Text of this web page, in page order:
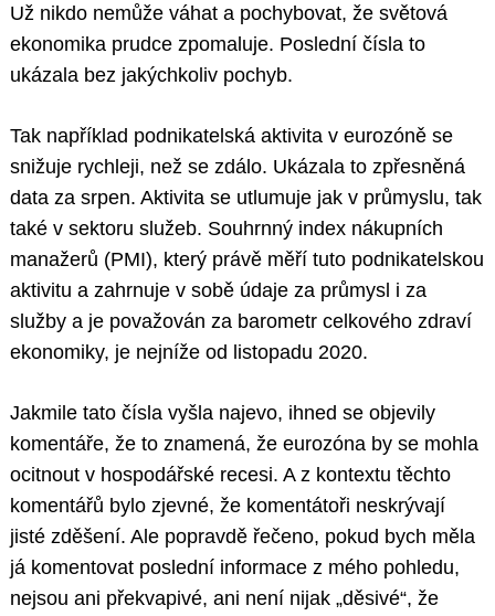
Už nikdo nemůže váhat a pochybovat, že světová
ekonomika prudce zpomaluje. Poslední čísla to
ukázala bez jakýchkoliv pochyb.
Tak například podnikatelská aktivita v eurozóně se
snižuje rychleji, než se zdálo. Ukázala to zpřesněná
data za srpen. Aktivita se utlumuje jak v průmyslu, tak
také v sektoru služeb. Souhrnný index nákupních
manažerů (PMI), který právě měří tuto podnikatelskou
aktivitu a zahrnuje v sobě údaje za průmysl i za
služby a je považován za barometr celkového zdraví
ekonomiky, je nejníže od listopadu 2020.
Jakmile tato čísla vyšla najevo, ihned se objevily
komentáře, že to znamená, že eurozóna by se mohla
ocitnout v hospodářské recesi. A z kontextu těchto
komentářů bylo zjevné, že komentátoři neskrývají
jisté zděšení. Ale popravdě řečeno, pokud bych měla
já komentovat poslední informace z mého pohledu,
nejsou ani překvapivé, ani není nijak „děsivé“, že